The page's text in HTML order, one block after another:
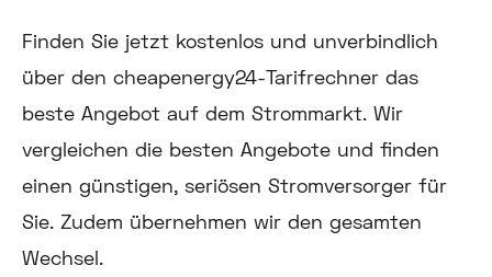
Finden Sie jetzt kostenlos und unverbindlich
über den cheapenergy24-Tarifrechner das
beste Angebot auf dem Strommarkt. Wir
vergleichen die besten Angebote und finden
einen günstigen, seriösen Stromversorger für
Sie. Zudem übernehmen wir den gesamten
Wechsel.